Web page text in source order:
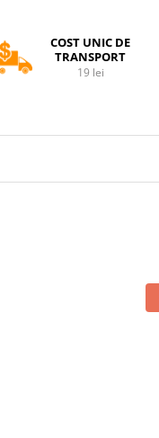
COST UNIC DE
TRANSPORT
19 lei